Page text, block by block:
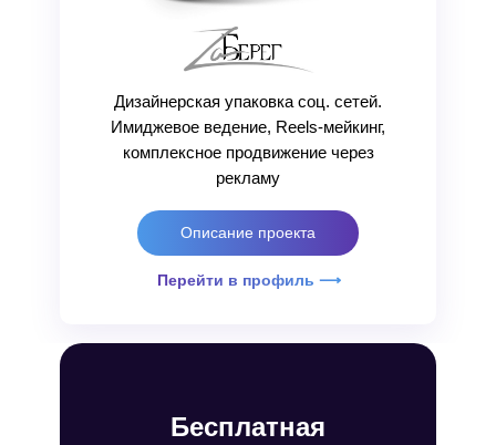
Дизайнерская упаковка соц. сетей.
Имиджевое ведение, Reels-мейкинг,
комплексное продвижение через
рекламу
Перейти в профиль ⟶
Описание проекта
Бесплатная